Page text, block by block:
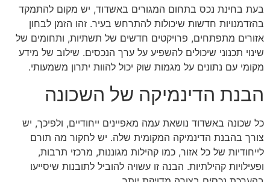
בעת בחינת נכס בתחום המגורים באשדוד, יש מקום להתמקד
בהזדמנויות חדשות שיכולות להתרחש בעיר. זהו הזמן לבחון
אזורים מתפתחים, פרויקטים חדשים של תשתיות, ותחומים של
שינוי תכנוני שיכולים להשפיע על ערך הנכסים. שילוב של מידע
מקומי עם נתונים על מגמות שוק יכול להוות יתרון משמעותי.
הבנת הדינמיקה של השכונה
כל שכונה באשדוד נושאת עמה מאפיינים ייחודיים, ולפיכך, יש
צורך בהבנת הדינמיקה המקומית שלה. יש לחקור מה תורם
לייחודיות של כל אזור, כמו קהילות מגוננות, מרכזי תרבות,
ופעילויות קהילתיות. הבנה זו עשויה להוביל לתובנות שיסייעו